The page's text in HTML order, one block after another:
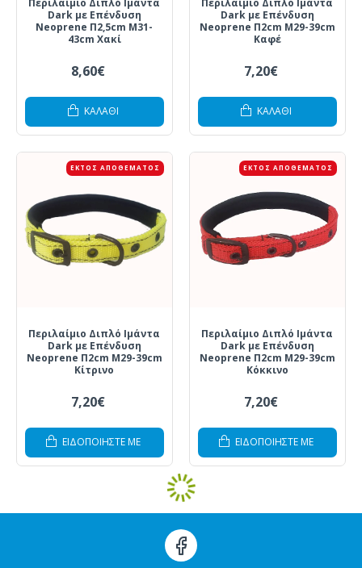
Περιλαίμιο Διπλό Ιμάντα
Dark με Επένδυση
Neoprene Π2,5cm Μ31-
43cm Χακί
8,60€
ΚΑΛΆΘΙ
Περιλαίμιο Διπλό Ιμάντα
Dark με Επένδυση
Neoprene Π2cm Μ29-39cm
Καφέ
7,20€
ΚΑΛΆΘΙ
ΕΚΤΌΣ ΑΠΟΘΈΜΑΤΟΣ
Περιλαίμιο Διπλό Ιμάντα
Dark με Επένδυση
Neoprene Π2cm Μ29-39cm
Κίτρινο
7,20€
ΕΙΔΟΠΟΙΗΣΤΕ ΜΕ
ΕΚΤΌΣ ΑΠΟΘΈΜΑΤΟΣ
Περιλαίμιο Διπλό Ιμάντα
Dark με Επένδυση
Neoprene Π2cm Μ29-39cm
Κόκκινο
7,20€
ΕΙΔΟΠΟΙΗΣΤΕ ΜΕ